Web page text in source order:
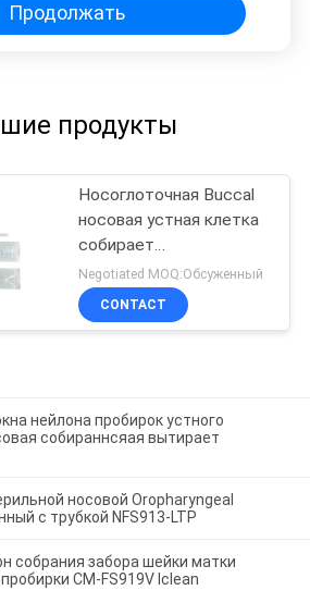
Продолжать
продукты
Носоглоточная Buccal
носовая устная клетка
собирает
собираннсяый нейлон
наклоняет пробирки
лаборатории гриппа
Negotiated MOQ:Обсуженный
CONTACT
нейлона пробирок устного
собираннсяая вытирает
носовой Oropharyngeal
с трубкой NFS913-LTP
собрания забора шейки матки
CM-FS919V Iclean